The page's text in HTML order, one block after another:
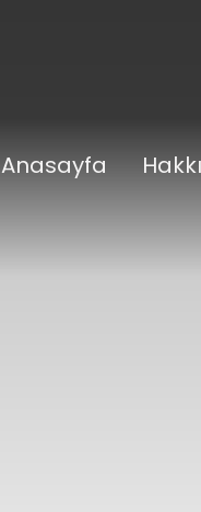
Anasayfa